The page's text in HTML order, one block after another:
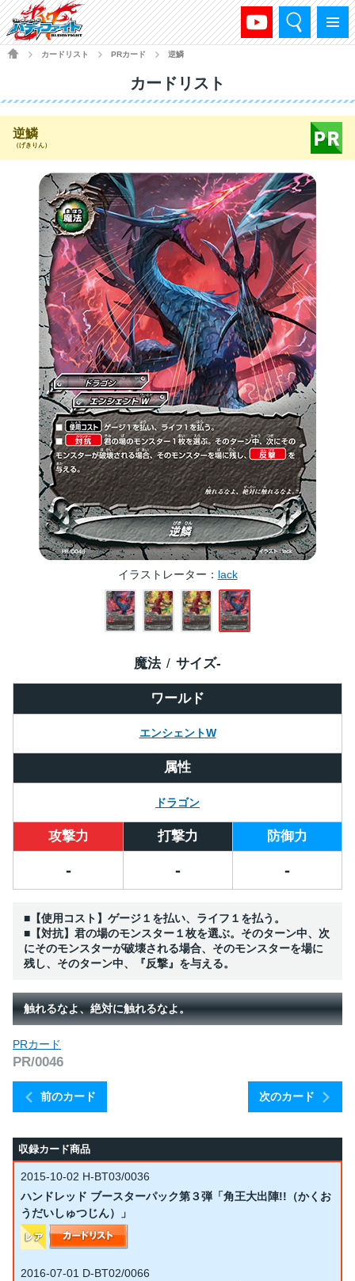
メニュー
検索
HOME
カードリスト PRカード 逆鱗
カードリスト
逆鱗
（げきりん）
イラストレーター lack
ワールド
エンシェントW
魔法 サイズ-
属性
ドラゴン
攻撃力 打撃力 防御力
- - -
■【使用コスト】ゲージ１を払い、ライフ１を払う。
■【対抗】君の場のモンスター１枚を選ぶ。そのターン中、次
にそのモンスターが破壊される場合、そのモンスターを場に
残し、そのターン中、『反撃』を与える。
触れるなよ、絶対に触れるなよ。
前のカード
PRカード
PR/0046
次のカード
収録カード商品
2015-10-02 H-BT03/0036
ハンドレッド ブースターパック第３弾「角王大出陣!!（かくお
うだいしゅつじん）」
2016-07-01 D-BT02/0066